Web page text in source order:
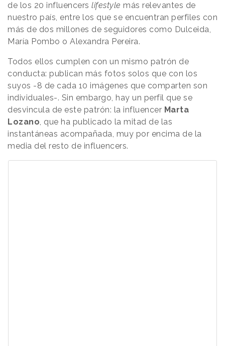
de los 20 influencers lifestyle más relevantes de
nuestro país, entre los que se encuentran perfiles con
más de dos millones de seguidores como Dulceida,
María Pombo o Alexandra Pereira.
Todos ellos cumplen con un mismo patrón de
conducta: publican más fotos solos que con los
suyos -8 de cada 10 imágenes que comparten son
individuales-. Sin embargo, hay un perfil que se
desvincula de este patrón: la influencer Marta
Lozano, que ha publicado la mitad de las
instantáneas acompañada, muy por encima de la
media del resto de influencers.